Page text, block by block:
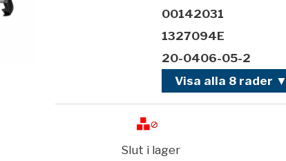
00142031
1327094E
20-0406-05-2
Visa alla 8 rader ▼
Slut i lager